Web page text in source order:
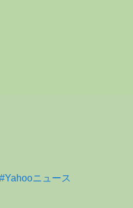
#Yahooニュース